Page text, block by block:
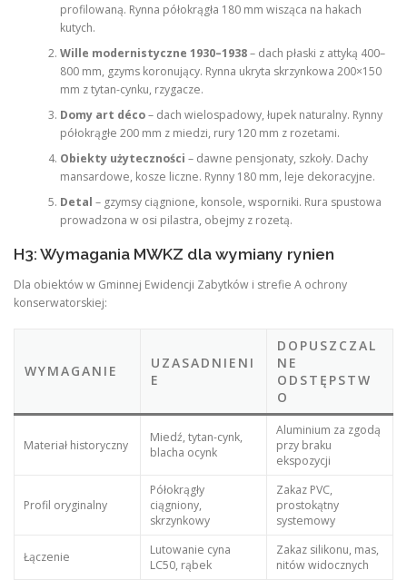
profilowaną. Rynna półokrągła 180 mm wisząca na hakach
kutych.
Wille modernistyczne 1930–1938– dach płaski z attyką 400–
800 mm, gzyms koronujący. Rynna ukryta skrzynkowa 200×150
mm z tytan-cynku, rzygacze.
Domy art déco– dach wielospadowy, łupek naturalny. Rynny
półokrągłe 200 mm z miedzi, rury 120 mm z rozetami.
Obiekty użyteczności – dawne pensjonaty, szkoły. Dachy
mansardowe, kosze liczne. Rynny 180 mm, leje dekoracyjne.
Detal – gzymsy ciągnione, konsole, wsporniki. Rura spustowa
prowadzona w osi pilastra, obejmy z rozetą.
H3: Wymagania MWKZ dla wymiany rynien
Dla obiektów w Gminnej Ewidencji Zabytków i strefie A ochrony
konserwatorskiej:
WYMAGANIE
UZASADNIENI
E
DOPUSZCZAL
NE
ODSTĘPSTW
O
Materiał historyczny
Miedź, tytan-cynk,
blacha ocynk
Aluminium za zgodą
przy braku
ekspozycji
Profil oryginalny
Półokrągły
ciągniony,
skrzynkowy
Zakaz PVC,
prostokątny
systemowy
Łączenie
Lutowanie cyna
LC50, rąbek
Zakaz silikonu, mas,
nitów widocznych